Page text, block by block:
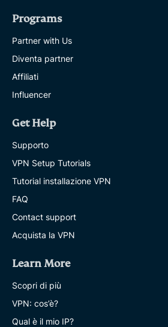
Programs
Partner with Us
Diventa partner
Affiliati
Influencer
Get Help
Supporto
VPN Setup Tutorials
Tutorial installazione VPN
FAQ
Contact support
Acquista la VPN
Learn More
Scopri di più
VPN: cos’è?
Qual è il mio IP?